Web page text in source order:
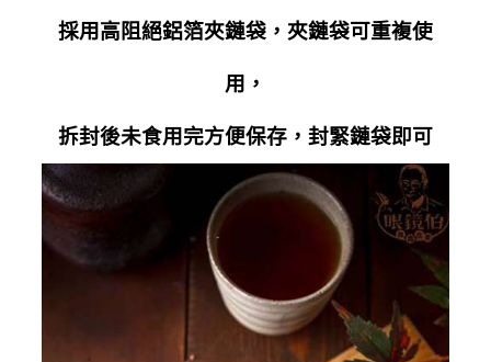
採用高阻絕鋁箔夾鏈袋，夾鏈袋可重複使
用，
拆封後未食用完方便保存，封緊鏈袋即可